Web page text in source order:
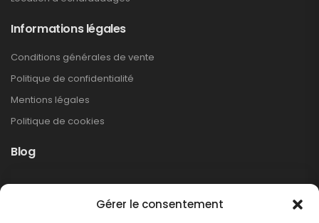
Gérer le consentement
Informations légales
Conditions générales de vente
Politique de confidentialité
Mentions légales
Politique de cookies
Blog